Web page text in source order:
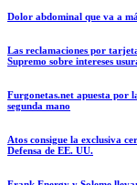
Dolor abdominal que va a
Las reclamaciones por
Supremo sobre intereses
Furgonetas.net apuesta por
segunda mano
Atos consigue la exclusiva
Defensa de EE. UU.